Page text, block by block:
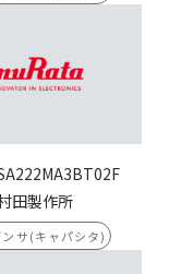
田製作所
サ(キャパシタ)